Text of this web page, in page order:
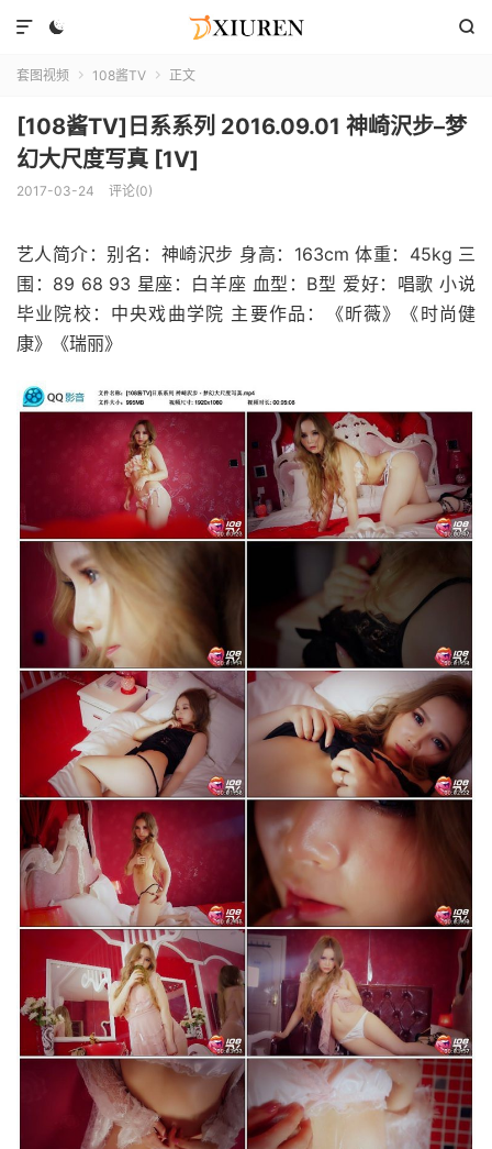
 

套图视频  108酱TV  正文
[108酱TV]日系系列 2016.09.01 神崎沢步–梦
幻大尺度写真 [1V]
2017-03-24 评论(0)
艺人简介：别名：神崎沢步 身高：163cm 体重：45kg 三
围：89 68 93 星座：白羊座 血型：B型 爱好：唱歌 小说
毕业院校：中央戏曲学院 主要作品：《昕薇》《时尚健
康》《瑞丽》